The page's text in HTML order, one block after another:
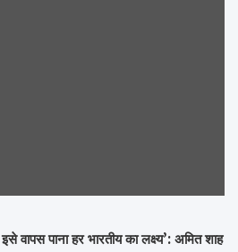
वापस पाना हर भारतीय का लक्ष्य’: अमित शाह